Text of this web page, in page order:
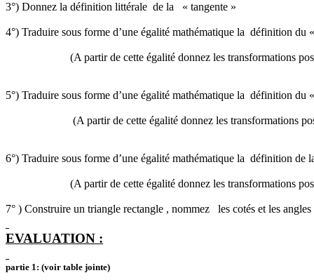
3°) Donnez la définition littérale de la « tangente »
4°) Traduire sous forme d’une égalité mathématique la définition du
(A partir de cette égalité donnez les transformations
5°) Traduire sous forme d’une égalité mathématique la définition du
(A partir de cette égalité donnez les transformations
6°) Traduire sous forme d’une égalité mathématique la définition de
(A partir de cette égalité donnez les transformations
7° ) Construire un triangle rectangle , nommez les cotés et les
EVALUATION :
partie 1: (voir table jointe)